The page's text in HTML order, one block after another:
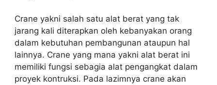
Crane yakni salah satu alat berat yang tak
jarang kali diterapkan oleh kebanyakan orang
dalam kebutuhan pembangunan ataupun hal
lainnya. Crane yang mana yakni alat berat ini
memiliki fungsi sebagia alat pengangkat dalam
proyek kontruksi. Pada lazimnya crane akan